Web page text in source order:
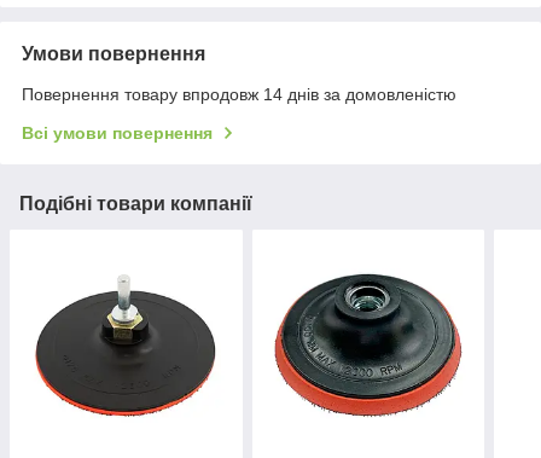
Умови повернення
Повернення товару впродовж 14 днів за домовленістю
Всі умови повернення
Подібні товари компанії